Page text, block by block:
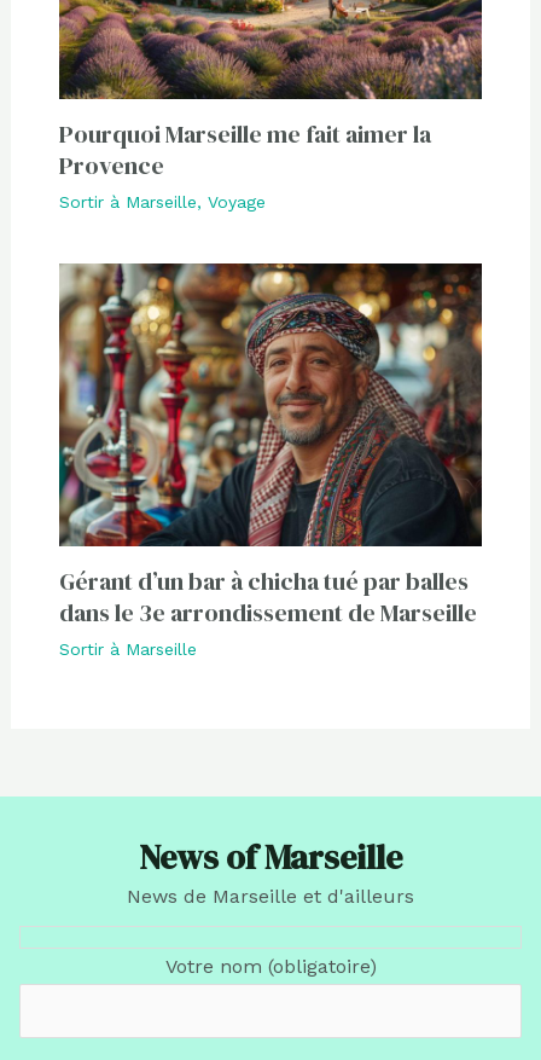
Pourquoi Marseille me fait aimer la
Provence
Sortir à Marseille, Voyage
Gérant d’un bar à chicha tué par balles
dans le 3e arrondissement de Marseille
Sortir à Marseille
News of Marseille
News de Marseille et d'ailleurs
Votre nom (obligatoire)